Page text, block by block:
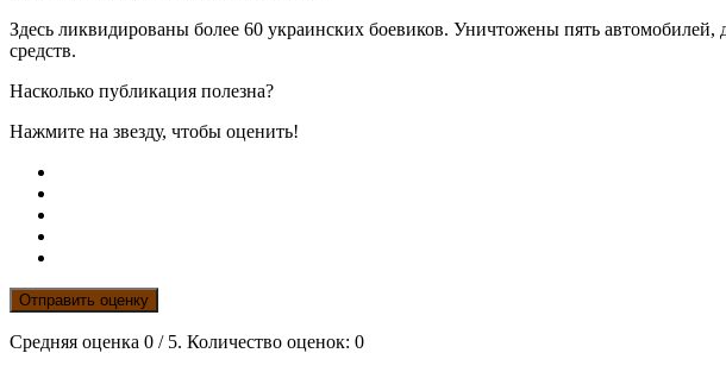
Здесь ликвидированы более 60 украинских боевиков. Уничтожены пять
средств.
Насколько публикация полезна?
Нажмите на звезду, чтобы оценить!
Отправить оценку
Средняя оценка 0 / 5. Количество оценок: 0